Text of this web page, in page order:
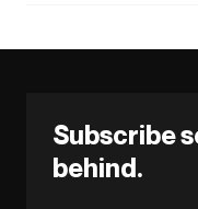
Subscribe
behind.